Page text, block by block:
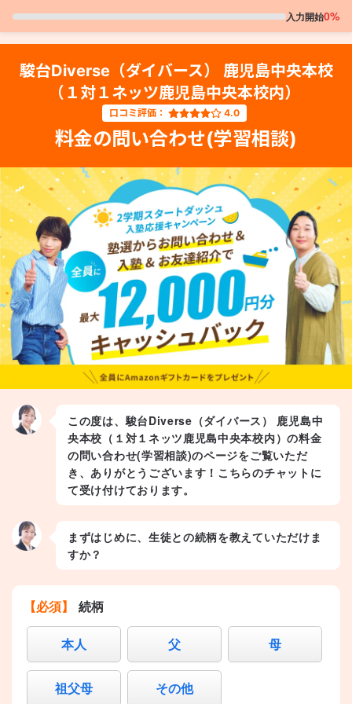
入力開始0%
駿台Diverse（ダイバース） 鹿児島中央本校
（１対１ネッツ鹿児島中央本校内）
口コミ評価： 4.0
料金の問い合わせ(学習相談)
この度は、駿台Diverse（ダイバース） 鹿児島中
央本校（１対１ネッツ鹿児島中央本校内）の料金
の問い合わせ(学習相談)のページをご覧いただ
き、ありがとうございます！こちらのチャットに
て受け付けております。
まずはじめに、生徒との続柄を教えていただけま
すか？
【必須】 続柄
本人 父 母
祖父母 その他